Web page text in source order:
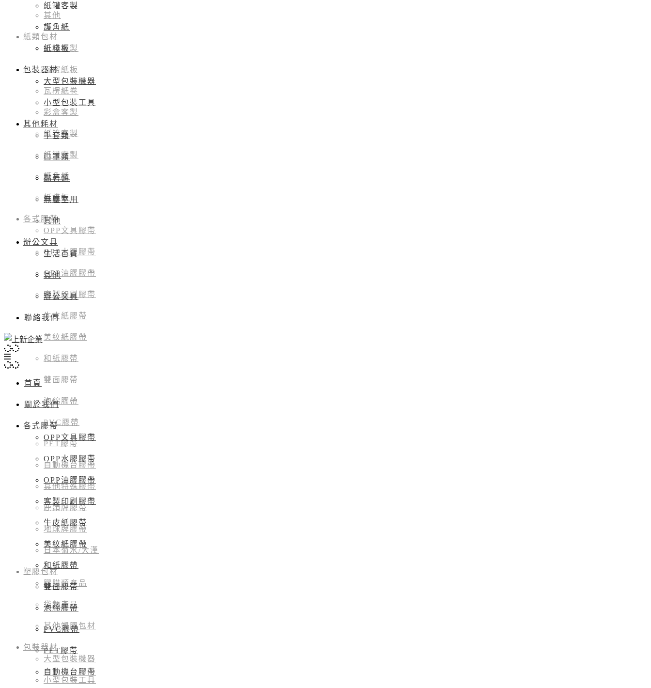
紙罐客製
護角紙
紙棧板
包裝器材
大型包裝機器
小型包裝工具
其他耗材
手套類
口罩類
黏著類
無塵室用
其他
辦公文具
生活百貨
其他
辦公文具
聯絡我們
首頁
關於我們
各式膠帶
OPP文具膠帶
OPP水膠膠帶
OPP油膠膠帶
客製印刷膠帶
牛皮紙膠帶
美紋紙膠帶
和紙膠帶
雙面膠帶
泡綿膠帶
PVC膠帶
PET膠帶
自動機台膠帶
其他
紙類包材
紙箱客製
瓦楞紙板
瓦楞紙卷
彩盒客製
紙管客製
紙罐客製
護角紙
紙棧板
各式膠帶
OPP文具膠帶
OPP水膠膠帶
OPP油膠膠帶
客製印刷膠帶
牛皮紙膠帶
美紋紙膠帶
和紙膠帶
雙面膠帶
泡綿膠帶
PVC膠帶
PET膠帶
自動機台膠帶
其他特殊膠帶
鹿頭牌膠帶
地球牌膠帶
日本菊水/大漢
塑膠包材
膠膜類產品
袋類產品
其他塑膠包材
包裝器材
大型包裝機器
小型包裝工具